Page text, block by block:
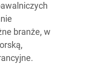
branże, w